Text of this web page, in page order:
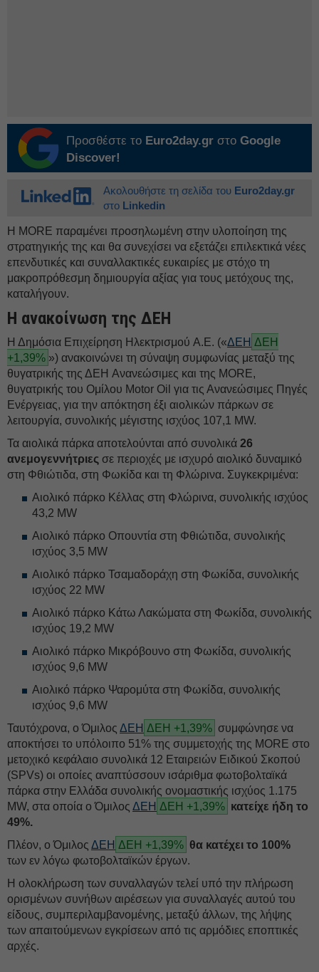
Προσθέστε το Euro2day.gr στο Google
Discover!
Ακολουθήστε τη σελίδα του Euro2day.gr
στο Linkedin
Η MORE παραμένει προσηλωμένη στην υλοποίηση της
στρατηγικής της και θα συνεχίσει να εξετάζει επιλεκτικά νέες
επενδυτικές και συναλλακτικές ευκαιρίες με στόχο τη
μακροπρόθεσμη δημιουργία αξίας για τους μετόχους της,
καταλήγουν.
Η ανακοίνωση της ΔΕH
Η Δημόσια Επιχείρηση Ηλεκτρισμού A.E. («ΔΕΗ ΔΕΗ
+1,39% ») ανακοινώνει τη σύναψη συμφωνίας μεταξύ της
θυγατρικής της ΔΕH Ανανεώσιμες και της MORE,
θυγατρικής του Ομίλου Motor Oil για τις Ανανεώσιμες Πηγές
Ενέργειας, για την απόκτηση έξι αιολικών πάρκων σε
λειτουργία, συνολικής μέγιστης ισχύος 107,1 MW.
Τα αιολικά πάρκα αποτελούνται από συνολικά 26
ανεμογεννήτριες σε περιοχές με ισχυρό αιολικό δυναμικό
στη Φθιώτιδα, στη Φωκίδα και τη Φλώρινα. Συγκεκριμένα:
Αιολικό πάρκο Κέλλας στη Φλώρινα, συνολικής ισχύος
43,2 MW
Αιολικό πάρκο Οπουντία στη Φθιώτιδα, συνολικής
ισχύος 3,5 MW
Αιολικό πάρκο Τσαμαδοράχη στη Φωκίδα, συνολικής
ισχύος 22 MW
Αιολικό πάρκο Κάτω Λακώματα στη Φωκίδα, συνολικής
ισχύος 19,2 MW
Αιολικό πάρκο Μικρόβουνο στη Φωκίδα, συνολικής
ισχύος 9,6 MW
Αιολικό πάρκο Ψαρομύτα στη Φωκίδα, συνολικής
ισχύος 9,6 MW
Ταυτόχρονα, ο Όμιλος ΔΕΗ ΔΕΗ +1,39% συμφώνησε να
αποκτήσει το υπόλοιπο 51% της συμμετοχής της MORE στο
μετοχικό κεφάλαιο συνολικά 12 Εταιρειών Ειδικού Σκοπού
(SPVs) οι οποίες αναπτύσσουν ισάριθμα φωτοβολταϊκά
πάρκα στην Ελλάδα συνολικής ονομαστικής ισχύος 1.175
MW, στα οποία ο Όμιλος ΔΕΗ ΔΕΗ +1,39% κατείχε ήδη το
49%.
Πλέον, ο Όμιλος ΔΕΗ ΔΕΗ +1,39% θα κατέχει το 100%
των εν λόγω φωτοβολταϊκών έργων.
Η ολοκλήρωση των συναλλαγών τελεί υπό την πλήρωση
ορισμένων συνήθων αιρέσεων για συναλλαγές αυτού του
είδους, συμπεριλαμβανομένης, μεταξύ άλλων, της λήψης
των απαιτούμενων εγκρίσεων από τις αρμόδιες εποπτικές
αρχές.